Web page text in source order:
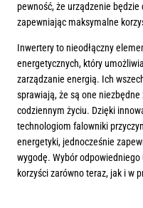
pewność, że urządzenie
zapewniając maksymalne
Inwertery to nieodłączny
energetycznych, który
zarządzanie energią. Ich
sprawiają, że są one
codziennym życiu. Dzięki
technologiom falowniki
energetyki, jednocześnie
wygodę. Wybór
korzyści zarówno teraz, jak i w